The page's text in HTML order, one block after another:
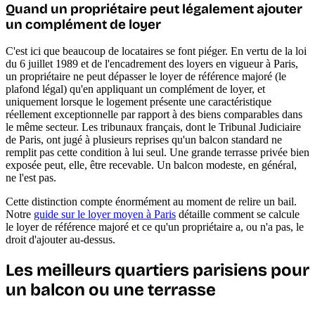
Quand un propriétaire peut légalement ajouter
un complément de loyer
C'est ici que beaucoup de locataires se font piéger. En vertu de la loi
du 6 juillet 1989 et de l'encadrement des loyers en vigueur à Paris,
un propriétaire ne peut dépasser le loyer de référence majoré (le
plafond légal) qu'en appliquant un complément de loyer, et
uniquement lorsque le logement présente une caractéristique
réellement exceptionnelle par rapport à des biens comparables dans
le même secteur. Les tribunaux français, dont le Tribunal Judiciaire
de Paris, ont jugé à plusieurs reprises qu'un balcon standard ne
remplit pas cette condition à lui seul. Une grande terrasse privée bien
exposée peut, elle, être recevable. Un balcon modeste, en général,
ne l'est pas.
Cette distinction compte énormément au moment de relire un bail.
Notre guide sur le loyer moyen à Paris détaille comment se calcule
le loyer de référence majoré et ce qu'un propriétaire a, ou n'a pas, le
droit d'ajouter au-dessus.
Les meilleurs quartiers parisiens pour
un balcon ou une terrasse